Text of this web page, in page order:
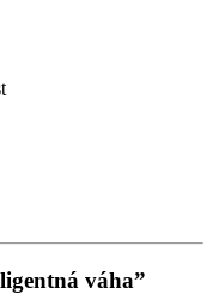
váha”